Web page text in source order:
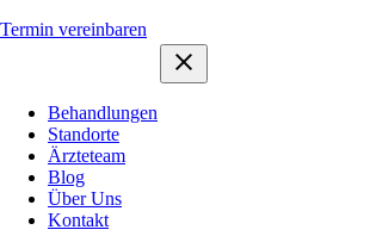
Termin vereinbaren
Behandlungen
Standorte
Ärzteteam
Blog
Über Uns
Kontakt